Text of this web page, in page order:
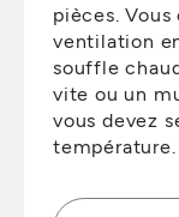
pièces.
ventilation
souffle
vite ou un
vous devez
température.